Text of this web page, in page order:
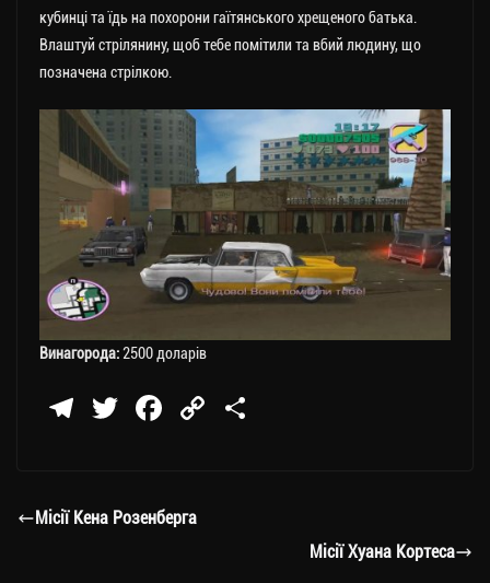
кубинці та їдь на похорони гаїтянського хрещеного батька.
Влаштуй стрілянину, щоб тебе помітили та вбий людину, що
позначена стрілкою.
Винагорода:2500 доларів
Te
a
T
er
Fa
ok
C
Місії Кена Розенберга
Місії Хуана Кортеса